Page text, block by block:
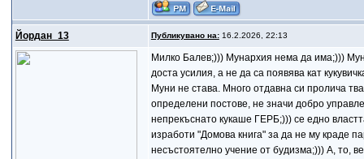
Йордан_13 Публикувано на:16.2.2026, 22:13
Mилко Балев;))) Мунархия нема да има;)))
доста усилия, а не да са появява кат
Муни не става. Много отдавна си пролича
определени постове, не значи добро
непрекъснато кукаше ГЕРБ;))) се едно
изработи "Домова книга" за да не му краде
несъстоятелно учение от будизма;))) А, то,